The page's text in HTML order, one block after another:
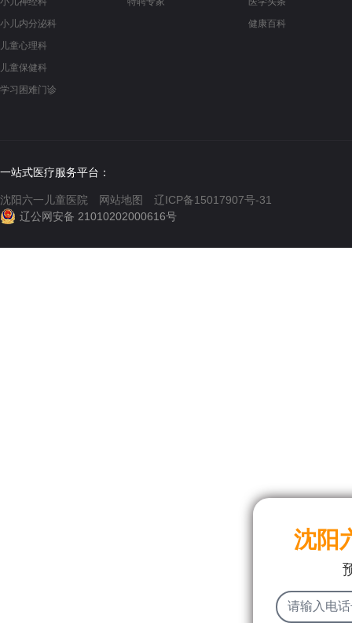
小儿内分泌科
儿童心理科
儿童保健科
学习困难门诊
健康百科
一站式医疗服务平台：
沈阳六一儿童医院 网站地图
辽ICP备15017907号-31
辽公网安备 21010202000616号
沈阳